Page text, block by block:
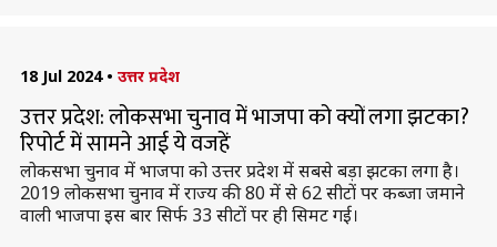
18 Jul 2024 • उत्तर प्रदेश
उत्तर प्रदेश: लोकसभा चुनाव में भाजपा को क्यों लगा झटका?
रिपोर्ट में सामने आई ये वजहें
लोकसभा चुनाव में भाजपा को उत्तर प्रदेश में सबसे बड़ा झटका लगा है।
2019 लोकसभा चुनाव में राज्य की 80 में से 62 सीटों पर कब्जा जमाने
वाली भाजपा इस बार सिर्फ 33 सीटों पर ही सिमट गई।